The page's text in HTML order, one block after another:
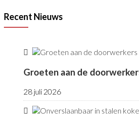
Recent Nieuws
Groeten aan de
28 juli 2026